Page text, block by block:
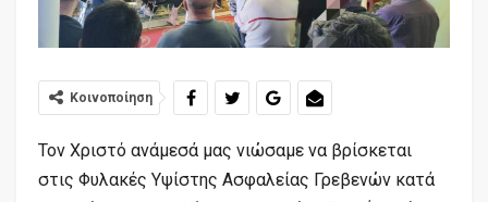
Κοινοποίηση
Τον Χριστό ανάμεσά μας νιώσαμε να βρίσκεται
στις Φυλακές Υψίστης Ασφαλείας Γρεβενών κατά